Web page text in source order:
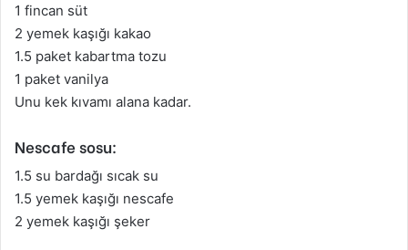
1 fincan süt
2 yemek kaşığı kakao
1.5 paket kabartma tozu
1 paket vanilya
Unu kek kıvamı alana kadar.
Nescafe sosu:
1.5 su bardağı sıcak su
1.5 yemek kaşığı nescafe
2 yemek kaşığı şeker